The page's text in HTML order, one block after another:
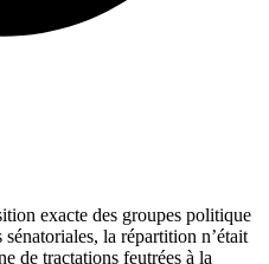
exacte des groupes politique
la répartition n’était
de tractations feutrées à la